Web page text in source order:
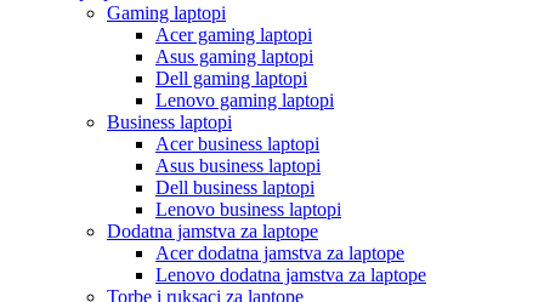
Gaming laptopi
Acer gaming laptopi
Asus gaming laptopi
Dell gaming laptopi
Lenovo gaming laptopi
Business laptopi
Acer business laptopi
Asus business laptopi
Dell business laptopi
Lenovo business laptopi
Dodatna jamstva za laptope
Acer dodatna jamstva za laptope
Lenovo dodatna jamstva za laptope
Torbe i ruksaci za laptope